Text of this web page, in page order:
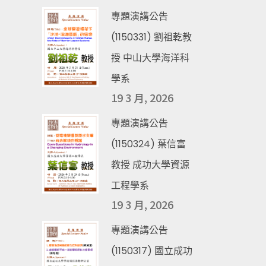
專題演講公告
(1150331) 劉祖乾教
授 中山大學海洋科
學系
19 3 月, 2026
專題演講公告
(1150324) 葉信富
教授 成功大學資源
工程學系
19 3 月, 2026
專題演講公告
(1150317) 國立成功